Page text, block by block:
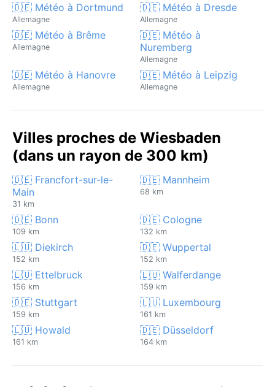
🇩🇪 Météo à Dortmund
Allemagne
🇩🇪 Météo à Dresde
Allemagne
🇩🇪 Météo à Brême
Allemagne
🇩🇪 Météo à
Nuremberg
Allemagne
🇩🇪 Météo à Hanovre
Allemagne
🇩🇪 Météo à Leipzig
Allemagne
Villes proches de Wiesbaden
(dans un rayon de 300 km)
🇩🇪 Francfort-sur-le-
Main
31 km
🇩🇪 Mannheim
68 km
🇩🇪 Bonn
109 km
🇩🇪 Cologne
132 km
🇱🇺 Diekirch
152 km
🇩🇪 Wuppertal
152 km
🇱🇺 Ettelbruck
156 km
🇱🇺 Walferdange
159 km
🇩🇪 Stuttgart
159 km
🇱🇺 Luxembourg
161 km
🇱🇺 Howald
161 km
🇩🇪 Düsseldorf
164 km